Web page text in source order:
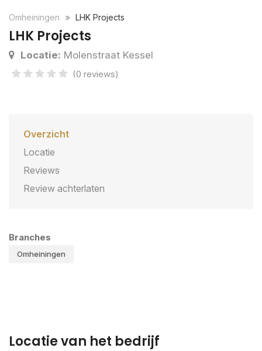
Omheiningen LHK Projects
LHK Projects
Locatie: Molenstraat Kessel
(0 reviews)
Overzicht
Locatie
Reviews
Review achterlaten
Branches
Omheiningen
Locatie van het bedrijf